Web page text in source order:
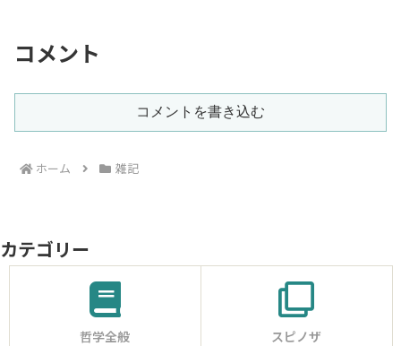
コメント
コメントを書き込む
ホーム 雑記
カテゴリー
哲学全般 スピノザ